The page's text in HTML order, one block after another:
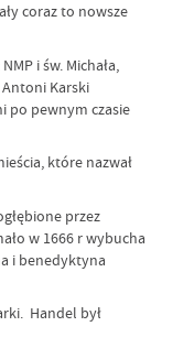
coraz to nowsze
i św. Michała,
Antoni Karski
po pewnym czasie
które nazwał
przez
w 1666 r wybucha
i benedyktyna
Handel był